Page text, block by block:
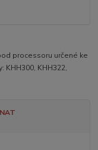
processoru určené ke
KHH322,